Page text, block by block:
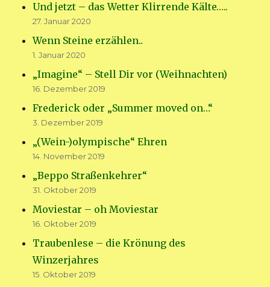
Und jetzt – das Wetter Klirrende Kälte…..
27. Januar 2020
Wenn Steine erzählen..
1. Januar 2020
„Imagine“ – Stell Dir vor (Weihnachten)
16. Dezember 2019
Frederick oder „Summer moved on…“
3. Dezember 2019
„(Wein-)olympische“ Ehren
14. November 2019
„Beppo Straßenkehrer“
31. Oktober 2019
Moviestar – oh Moviestar
16. Oktober 2019
Traubenlese – die Krönung des
Winzerjahres
15. Oktober 2019